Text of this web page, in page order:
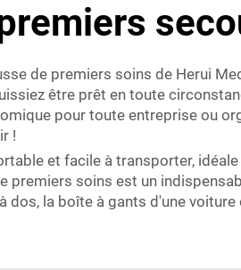
de premiers soins de Herui
être prêt en toute
pour toute entreprise ou
!
et facile à transporter,
premiers soins est un
la boîte à gants d'une